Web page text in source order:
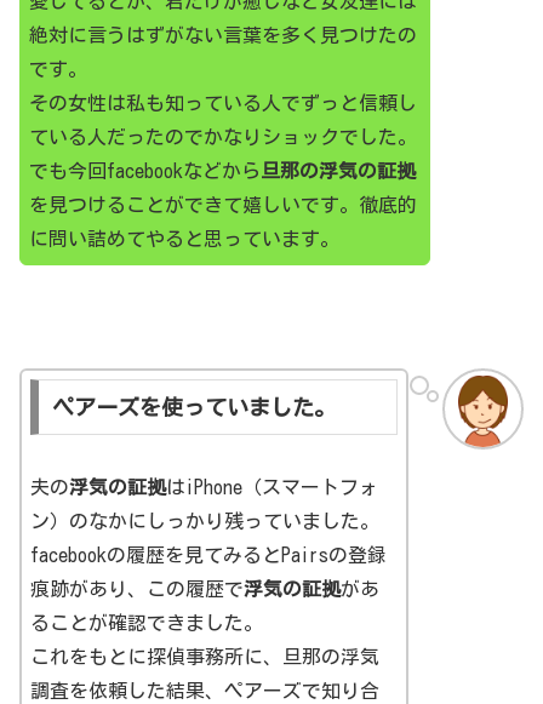
絶対に言うはずがない言葉を多く見つけたの
です。
その女性は私も知っている人でずっと信頼し
ている人だったのでかなりショックでした。
でも今回facebookなどから 旦那の浮気の証拠
を見つけることができて嬉しいです。徹底的
に問い詰めてやると思っています。
ペアーズを使っていました。
夫の浮気の証拠はiPhone（スマートフォ
ン）のなかにしっかり残っていました。
facebookの履歴を見てみるとPairsの登録
痕跡があり、この履歴で浮気の証拠があ
ることが確認できました。
これをもとに探偵事務所に、旦那の浮気
調査を依頼した結果、ペアーズで知り合